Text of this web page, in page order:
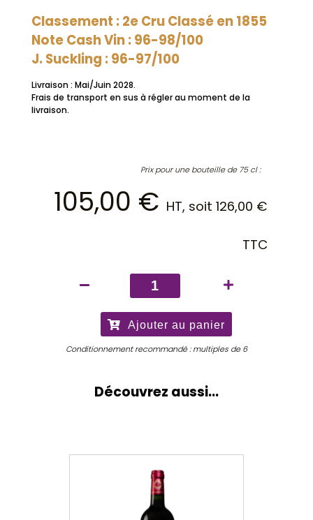
Classement : 2e Cru Classé en 1855
Note Cash Vin : 96-98/100
J. Suckling : 96-97/100
Livraison : Mai/Juin 2028.
Frais de transport en sus à régler au moment de la
livraison.
Prix pour une bouteille de 75 cl :
105,00 € HT, soit126,00 €
TTC
quantité
de
Château
Ducru-
Beaucaillou
Ajouter au panier
Conditionnement recommandé : multiples de 6
Découvrez aussi...